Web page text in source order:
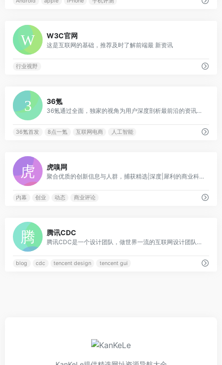
W3C官网
这是互联网的基础，推荐及时了解前端最 新资讯
行业视野
36氪
36氪通过全面，独家的视角为用户深度剖析最前沿的资讯，致力于让一部分人先看到未来，内容涵盖快讯，科技，金融，投资，房产，汽车，互联网，股市，教育，生活，职场等，秉承着新商业媒体人的使命砥砺前行
36氪首发 8点一氪 互联网电商 人工智能
虎嗅网
聚合优质的创新信息与人群，捕获精选|深度|犀利的商业科技资讯。在虎嗅，不错过互联网的每个重要时刻。
内幕 创业 动态 商业评论
腾讯CDC
腾讯CDC是一个设计团队，做世界一流的互联网设计团队，为用户创造优质在线生活体验。CDC关注于互联网视觉设计、交互设计、用户研究、前端开发。
blog cdc tencent design tencent gui